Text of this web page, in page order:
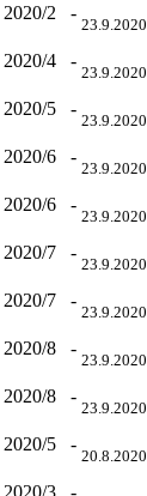
2020/2 -
23.9.2020
2020/4 -
23.9.2020
2020/5 -
23.9.2020
2020/6 -
23.9.2020
2020/6 -
23.9.2020
2020/7 -
23.9.2020
2020/7 -
23.9.2020
2020/8 -
23.9.2020
2020/8 -
23.9.2020
2020/5 -
20.8.2020
2020/3 -